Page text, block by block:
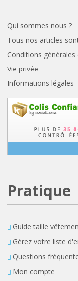
Qui sommes nous ?
Tous nos articles
Conditions générales
Vie privée
Informations légales
Pratique
Guide taille
Gérez votre liste
Questions
Mon compte